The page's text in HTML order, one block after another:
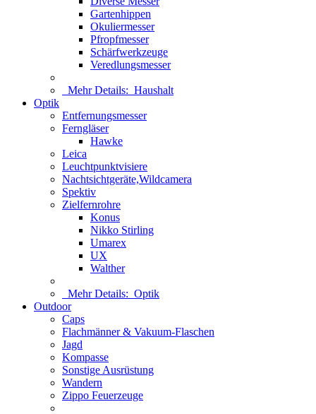
Gartenhippen
Okuliermesser
Pfropfmesser
Schärfwerkzeuge
Veredlungsmesser
Mehr Details: Haushalt
Optik
Entfernungsmesser
Ferngläser
Hawke
Leica
Leuchtpunktvisiere
Nachtsichtgeräte,Wildcamera
Spektiv
Zielfernrohre
Konus
Nikko Stirling
Umarex
UX
Walther
Mehr Details: Optik
Outdoor
Caps
Flachmänner & Vakuum-Flaschen
Jagd
Kompasse
Sonstige Ausrüstung
Wandern
Zippo Feuerzeuge